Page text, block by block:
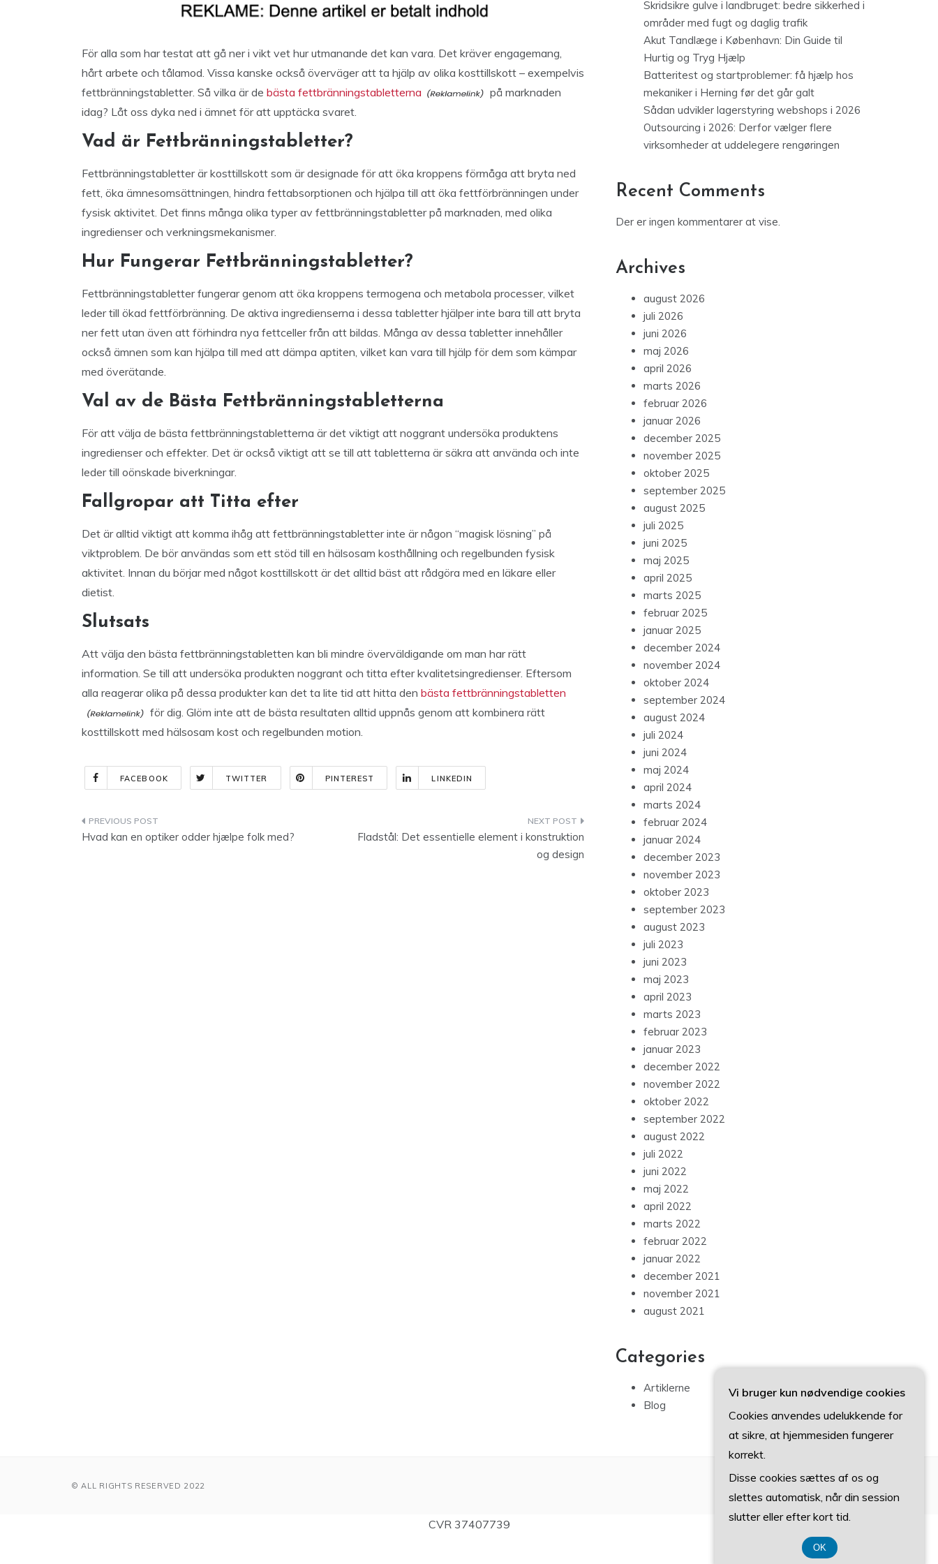
För alla som har testat att gå ner i vikt vet hur utmanande det kan vara. Det kräver engagemang,
hårt arbete och tålamod. Vissa kanske också överväger att ta hjälp av olika kosttillskott – exempelvis
fettbränningstabletter. Så vilka är de bästa fettbränningstabletterna
på marknaden
idag? Låt oss dyka ned i ämnet för att upptäcka svaret.
Vad är Fettbränningstabletter?
Fettbränningstabletter är kosttillskott som är designade för att öka kroppens förmåga att bryta ned
fett, öka ämnesomsättningen, hindra fettabsorptionen och hjälpa till att öka fettförbränningen under
fysisk aktivitet. Det finns många olika typer av fettbränningstabletter på marknaden, med olika
ingredienser och verkningsmekanismer.
Hur Fungerar Fettbränningstabletter?
Fettbränningstabletter fungerar genom att öka kroppens termogena och metabola processer, vilket
leder till ökad fettförbränning. De aktiva ingredienserna i dessa tabletter hjälper inte bara till att bryta
ner fett utan även att förhindra nya fettceller från att bildas. Många av dessa tabletter innehåller
också ämnen som kan hjälpa till med att dämpa aptiten, vilket kan vara till hjälp för dem som kämpar
med överätande.
Val av de Bästa Fettbränningstabletterna
För att välja de bästa fettbränningstabletterna är det viktigt att noggrant undersöka produktens
ingredienser och effekter. Det är också viktigt att se till att tabletterna är säkra att använda och inte
leder till oönskade biverkningar.
Fallgropar att Titta efter
Det är alltid viktigt att komma ihåg att fettbränningstabletter inte är någon “magisk lösning” på
viktproblem. De bör användas som ett stöd till en hälsosam kosthållning och regelbunden fysisk
aktivitet. Innan du börjar med något kosttillskott är det alltid bäst att rådgöra med en läkare eller
dietist.
Slutsats
Att välja den bästa fettbränningstabletten kan bli mindre överväldigande om man har rätt
information. Se till att undersöka produkten noggrant och titta efter kvalitetsingredienser. Eftersom
alla reagerar olika på dessa produkter kan det ta lite tid att hitta den bästa fettbränningstabletten
för dig. Glöm inte att de bästa resultaten alltid uppnås genom att kombinera rätt
kosttillskott med hälsosam kost och regelbunden motion.
FACEBOOK TWITTER PINTEREST LINKEDIN
Indlægsnavigation
Hvad kan en optiker odder hjælpe folk med?
Fladstål: Det essentielle element i konstruktion
og design
Skridsikre gulve i landbruget: bedre sikkerhed i
områder med fugt og daglig trafik
Akut Tandlæge i København: Din Guide til
Hurtig og Tryg Hjælp
Batteritest og startproblemer: få hjælp hos
mekaniker i Herning før det går galt
Sådan udvikler lagerstyring webshops i 2026
Outsourcing i 2026: Derfor vælger flere
virksomheder at uddelegere rengøringen
Recent Comments
Der er ingen kommentarer at vise.
Archives
august 2026
juli 2026
juni 2026
maj 2026
april 2026
marts 2026
februar 2026
januar 2026
december 2025
november 2025
oktober 2025
september 2025
august 2025
juli 2025
juni 2025
maj 2025
april 2025
marts 2025
februar 2025
januar 2025
december 2024
november 2024
oktober 2024
september 2024
august 2024
juli 2024
juni 2024
maj 2024
april 2024
marts 2024
februar 2024
januar 2024
december 2023
november 2023
oktober 2023
september 2023
august 2023
juli 2023
juni 2023
maj 2023
april 2023
marts 2023
februar 2023
januar 2023
december 2022
november 2022
oktober 2022
september 2022
august 2022
juli 2022
juni 2022
maj 2022
april 2022
marts 2022
februar 2022
januar 2022
december 2021
november 2021
august 2021
Categories
Artiklerne
Blog
© ALL RIGHTS RESERVED 2022
CVR 37407739
Vi bruger kun nødvendige cookies
Cookies anvendes udelukkende for
at sikre, at hjemmesiden fungerer
korrekt.
Disse cookies sættes af os og
slettes automatisk, når din session
slutter eller efter kort tid.
OK